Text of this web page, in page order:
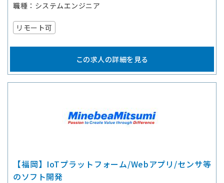
職種
システムエンジニア
リモート可
この求人の詳細を見る
【福岡】IoTプラットフォーム/Webアプリ/センサ等
のソフト開発